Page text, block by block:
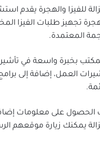
للفيزا والهجرة يقدم
تجهيز طلبات الفيزا
المعتمدة.
بخبرة واسعة في
العمل، إضافة إلى
الحصول على معلومات
يمكنك زيارة موقعهم